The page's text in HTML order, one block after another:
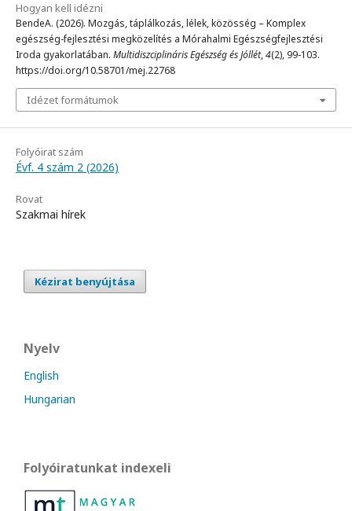
Hogyan kell idézni
BendeA. (2026). Mozgás, táplálkozás, lélek, közösség – Komplex
egészség-fejlesztési megközelítés a Mórahalmi Egészségfejlesztési
Iroda gyakorlatában. Multidiszciplináris Egészség és Jóllét,4(2), 99-103.
https://doi.org/10.58701/mej.22768
Idézet formátumok
Folyóirat szám
Évf. 4 szám 2 (2026)
Rovat
Szakmai hírek
Kézirat benyújtása
Nyelv
English
Hungarian
Folyóiratunkat indexeli